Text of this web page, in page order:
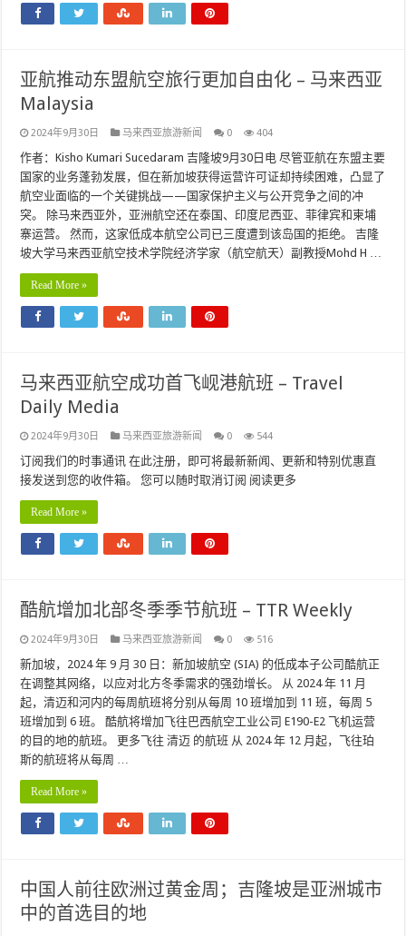
亚航推动东盟航空旅行更加自由化 – 马来西亚
Malaysia
2024年9月30日 马来西亚旅游新闻 0 404
作者：Kisho Kumari Sucedaram 吉隆坡9月30日电 尽管亚航在东盟主要
国家的业务蓬勃发展，但在新加坡获得运营许可证却持续困难，凸显了
航空业面临的一个关键挑战——国家保护主义与公开竞争之间的冲
突。 除马来西亚外，亚洲航空还在泰国、印度尼西亚、菲律宾和柬埔
寨运营。 然而，这家低成本航空公司已三度遭到该岛国的拒绝。 吉隆
坡大学马来西亚航空技术学院经济学家（航空航天）副教授Mohd H …
Read More »
马来西亚航空成功首飞岘港航班 – Travel
Daily Media
2024年9月30日 马来西亚旅游新闻 0 544
订阅我们的时事通讯 在此注册，即可将最新新闻、更新和特别优惠直
接发送到您的收件箱。 您可以随时取消订阅 阅读更多
Read More »
酷航增加北部冬季季节航班 – TTR Weekly
2024年9月30日 马来西亚旅游新闻 0 516
新加坡，2024 年 9 月 30 日：新加坡航空 (SIA) 的低成本子公司酷航正
在调整其网络，以应对北方冬季需求的强劲增长。 从 2024 年 11 月
起，清迈和河内的每周航班将分别从每周 10 班增加到 11 班，每周 5
班增加到 6 班。 酷航将增加飞往巴西航空工业公司 E190-E2 飞机运营
的目的地的航班。 更多飞往 清迈 的航班 从 2024 年 12 月起，飞往珀
斯的航班将从每周 …
Read More »
中国人前往欧洲过黄金周；吉隆坡是亚洲城市
中的首选目的地